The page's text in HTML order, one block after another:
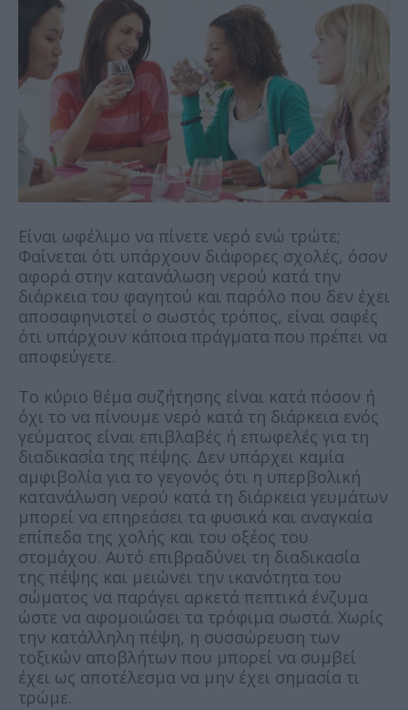
Είναι ωφέλιμο να πίνετε νερό ενώ τρώτε;
Φαίνεται ότι υπάρχουν διάφορες σχολές, όσον
αφορά στην κατανάλωση νερού κατά την
διάρκεια του φαγητού και παρόλο που δεν έχει
αποσαφηνιστεί ο σωστός τρόπος, είναι σαφές
ότι υπάρχουν κάποια πράγματα που πρέπει να
αποφεύγετε.
Το κύριο θέμα συζήτησης είναι κατά πόσον ή
όχι το να πίνουμε νερό κατά τη διάρκεια ενός
γεύματος είναι επιβλαβές ή επωφελές για τη
διαδικασία της πέψης. Δεν υπάρχει καμία
αμφιβολία για το γεγονός ότι η υπερβολική
κατανάλωση νερού κατά τη διάρκεια γευμάτων
μπορεί να επηρεάσει τα φυσικά και αναγκαία
επίπεδα της χολής και του οξέος του
στομάχου. Αυτό επιβραδύνει τη διαδικασία
της πέψης και μειώνει την ικανότητα του
σώματος να παράγει αρκετά πεπτικά ένζυμα
ώστε να αφομοιώσει τα τρόφιμα σωστά. Χωρίς
την κατάλληλη πέψη, η συσσώρευση των
τοξικών αποβλήτων που μπορεί να συμβεί
έχει ως αποτέλεσμα να μην έχει σημασία τι
τρώμε.